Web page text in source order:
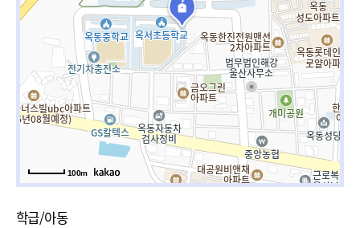
100m
학급/아동